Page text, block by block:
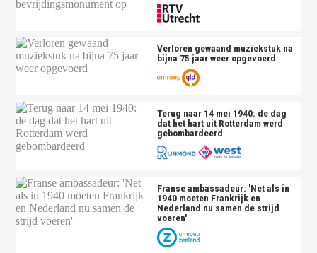
Verloren gewaand muziekstuk na
bijna 75 jaar weer opgevoerd
Terug naar 14 mei 1940: de dag
dat het hart uit Rotterdam werd
gebombardeerd
Franse ambassadeur: 'Net als in
1940 moeten Frankrijk en
Nederland nu samen de strijd
voeren'